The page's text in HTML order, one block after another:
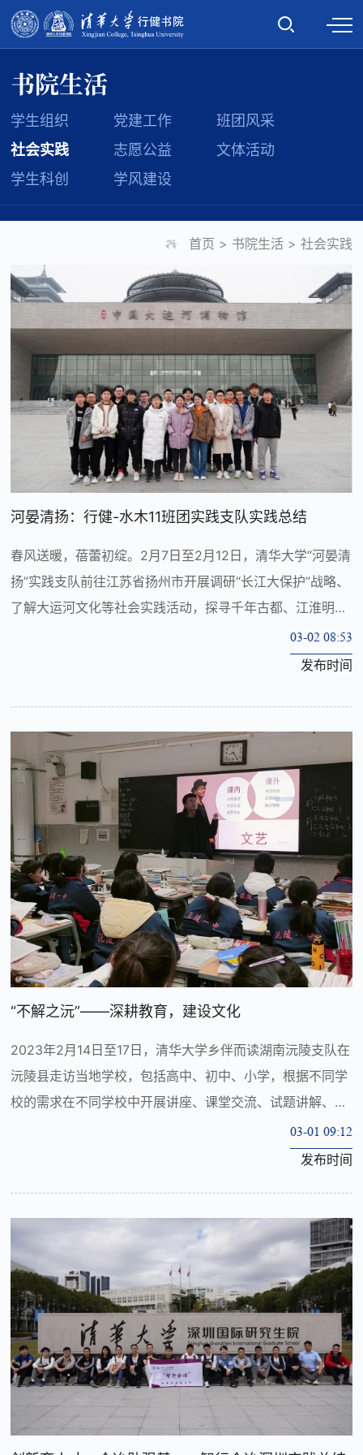
书院生活
学生组织 党建工作
班团风采
社会实践
志愿公益
文体活动
学生科创
学风建设
首页 > 书院生活> 社会实践
河晏清扬：行健-水木11班团实践支队实践总结
春风送暖，蓓蕾初绽。2月7日至2月12日，清华大学“河晏清
扬”实践支队前往江苏省扬州市开展调研“长江大保护”战略、
了解大运河文化等社会实践活动，探寻千年古都、江淮明珠
03-02 08:53
发布时间
“不解之沅”——深耕教育，建设文化
2023年2月14日至17日，清华大学乡伴而读湖南沅陵支队在
沅陵县走访当地学校，包括高中、初中、小学，根据不同学
校的需求在不同学校中开展讲座、课堂交流、试题讲解、经
03-01 09:12
发布时间